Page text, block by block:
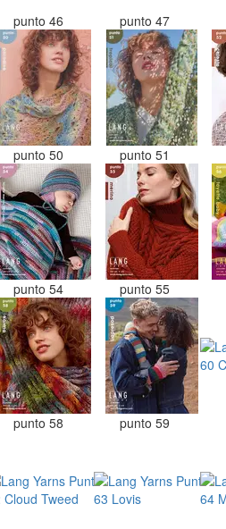
punto 46 punto 47
punto 50 punto 51
punto 54 punto 55
punto 58 punto 59